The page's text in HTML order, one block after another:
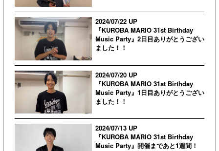
2024/07/22 UP
『KUROBA MARIO 31st Birthday
Music Party』2日目ありがとうござい
ました！！
2024/07/20 UP
『KUROBA MARIO 31st Birthday
Music Party』1日目ありがとうござい
ました！！
2024/07/13 UP
『KUROBA MARIO 31st Birthday
Music Party』開催まであと1週間！